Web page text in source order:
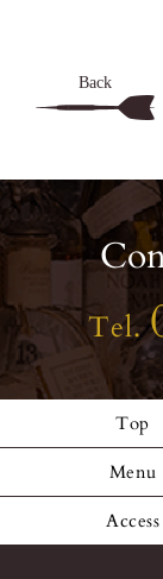
Back
Tel.
Top
Menu
Access